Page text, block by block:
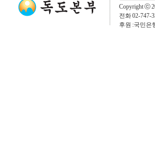
Copyright ⓒ
전화 02-747-
후원 :국민은